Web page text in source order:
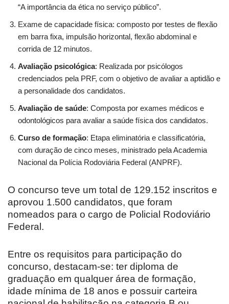
“A importância da ética no serviço público”.
Exame de capacidade física: composto por testes de flexão
em barra fixa, impulsão horizontal, flexão abdominal e
corrida de 12 minutos.
Avaliação psicológica: Realizada por psicólogos
credenciados pela PRF, com o objetivo de avaliar a aptidão e
a personalidade dos candidatos.
Avaliação de saúde: Composta por exames médicos e
odontológicos para avaliar a saúde física dos candidatos.
Curso de formação: Etapa eliminatória e classificatória,
com duração de cinco meses, ministrado pela Academia
Nacional da Polícia Rodoviária Federal (ANPRF).
O concurso teve um total de 129.152 inscritos e
aprovou 1.500 candidatos, que foram
nomeados para o cargo de Policial Rodoviário
Federal.
Entre os requisitos para participação do
concurso, destacam-se: ter diploma de
graduação em qualquer área de formação,
idade mínima de 18 anos e possuir carteira